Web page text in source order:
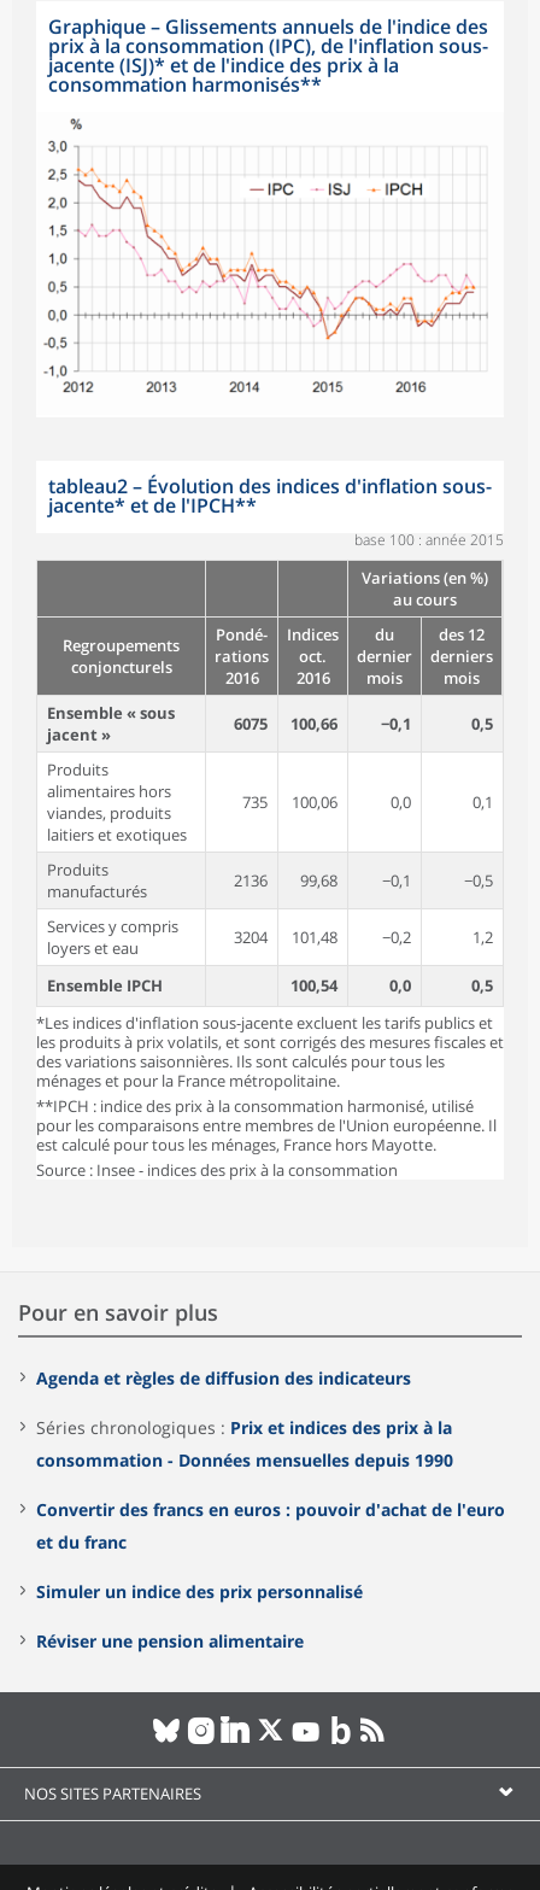
Graphique– Glissements annuels de l'indice des
prix à la consommation (IPC), de l'inflation sous-
jacente (ISJ)* et de l'indice des prix à la
consommation harmonisés**
tableau2– Évolution des indices d'inflation sous-
jacente* et de l'IPCH**
base 100 : année 2015
Variations (en %)
au cours
Regroupements
conjoncturels
Pondé-
rations
2016
Indices
oct.
2016
du
dernier
mois
des 12
derniers
mois
Ensemble « sous
jacent »
6075 100,66 −0,1 0,5
Produits
alimentaires hors
viandes, produits
laitiers et exotiques
735 100,06 0,0 0,1
Produits
manufacturés
2136 99,68 −0,1 −0,5
Services y compris
loyers et eau
3204 101,48 −0,2 1,2
Ensemble IPCH 100,54 0,0
0,5
*Les indices d'inflation sous-jacente excluent les tarifs publics et
les produits à prix volatils, et sont corrigés des mesures fiscales et
des variations saisonnières. Ils sont calculés pour tous les
ménages et pour la France métropolitaine.
**IPCH : indice des prix à la consommation harmonisé, utilisé
pour les comparaisons entre membres de l'Union européenne. Il
est calculé pour tous les ménages, France hors Mayotte.
Source : Insee - indices des prix à la consommation
Pour en savoir plus
Agenda et règles de diffusion des indicateurs
Séries chronologiques : Prix et indices des prix à la
consommation - Données mensuelles depuis 1990
Convertir des francs en euros : pouvoir d'achat de l'euro
et du franc
Simuler un indice des prix personnalisé
Réviser une pension alimentaire
NOS SITES PARTENAIRES